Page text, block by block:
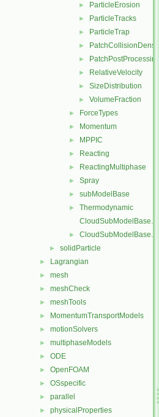
► ParticleErosion
► ParticleTracks
► ParticleTrap
► PatchCollisionDensity
► PatchPostProcessing
► RelativeVelocity
► SizeDistribution
► VolumeFraction
► ForceTypes
► Momentum
► MPPIC
► Reacting
► ReactingMultiphase
► Spray
► subModelBase
►
Thermodynamic
CloudSubModelBase.C
► CloudSubModelBase.H
► solidParticle
► Lagrangian
► mesh
► meshCheck
► meshTools
► MomentumTransportModels
► motionSolvers
► multiphaseModels
► ODE
► OpenFOAM
► OSspecific
► parallel
► physicalProperties